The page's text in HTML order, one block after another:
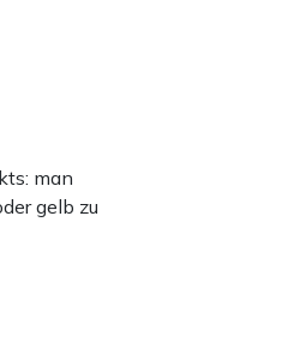
man
gelb zu